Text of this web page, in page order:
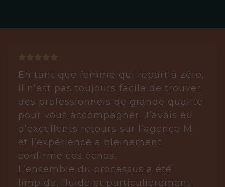
En tant que femme qui repart à zéro,
il n’est pas toujours facile de trouver
des professionnels de grande qualité
pour vous accompagner. J’avais eu
d’excellents retours sur l’agence M.
et l’expérience a pleinement
confirmé ces échos.
L’ensemble du processus a été
limpide, fluide et particulièrement